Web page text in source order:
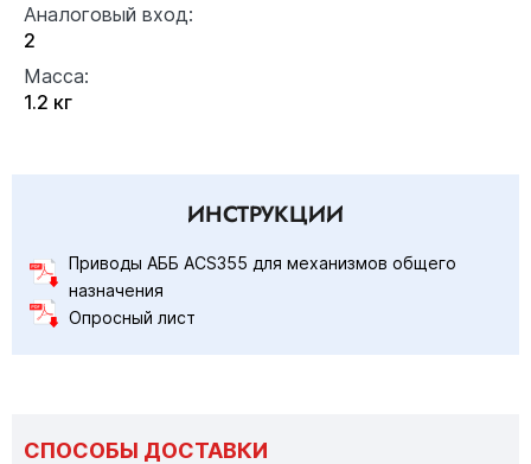
Аналоговый вход:
2
Масса:
1.2 кг
ИНСТРУКЦИИ
Приводы АББ ACS355 для механизмов общего
назначения
Опросный лист
СПОСОБЫ ДОСТАВКИ